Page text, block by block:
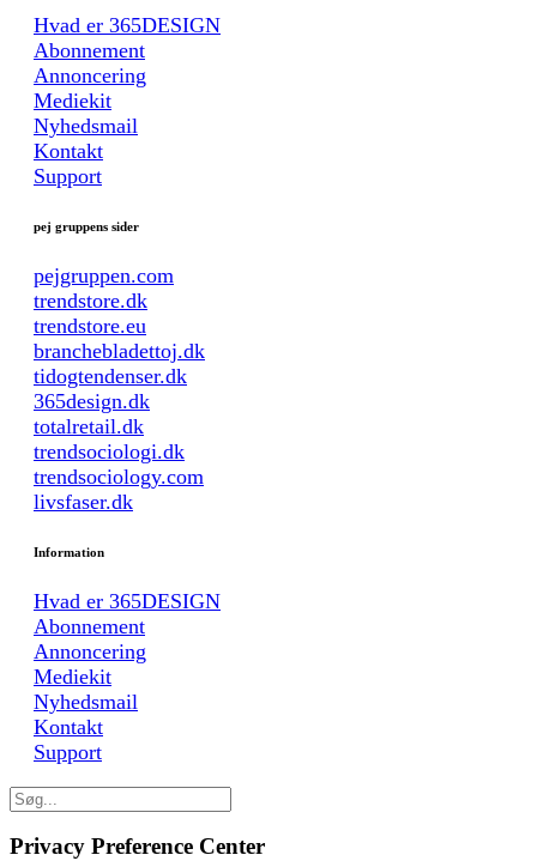
Hvad er 365DESIGN
Abonnement
Annoncering
Mediekit
Nyhedsmail
Kontakt
Support
pej gruppens sider
pejgruppen.com
trendstore.dk
trendstore.eu
branchebladettoj.dk
tidogtendenser.dk
365design.dk
totalretail.dk
trendsociologi.dk
trendsociology.com
livsfaser.dk
Information
Hvad er 365DESIGN
Abonnement
Annoncering
Mediekit
Nyhedsmail
Kontakt
Support
Privacy Preference Center